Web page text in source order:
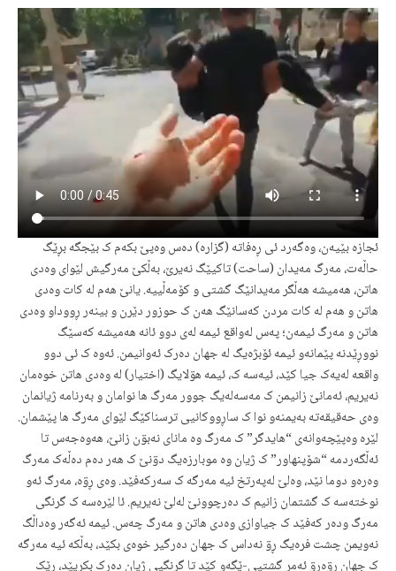
ئجازە بێیەن، وەگەرد ئی ڕەفاتە (گزارە) دەس وەپێ بکەم ک بێجگە بڕێگ
حاڵەت، مەرگ مەیدان (ساحت) تاکیێگ نەیرێ، بەڵکێ مەرگیش لێوای وەدی
هاتن، هەمیشە هەڵگر مەیدانێگ گشتی و کۆمەڵییە. یانێ هەم لە کات وەدی
هاتن و هەم لە کات مردن کەسانێگ هەن ک حوزور دێرن و بینەر ڕووداو وەدی
هاتن و مەرگ ئیمەن؛ پەس لەواقع ئیمە لەی دوو ئانە هەمیشە کەسێگ
نووڕێدنە پێمانەو ئیمە ئۆبژەیگ لە جهان دەرک ئەوانیمن. ئەوە ک ئی دوو
واقعە لەیەک جیا کێد، ئیەسە ک، ئیمە هۊلایگ (اختیار) لە وەدی هاتن خوەمان
نەیریم، ئەمانێ زانیمن ک مەسەلەیگ جوور مەرگ ها نوامان و بەرنامە ژیانمان
وەی حەقیقەتە بەیمنەو نوا ک ساڕووکانیی ترسناکێگ لێوای مەرگ ها پێشمان.
لێرە وەپێچەوانەی “هایدگر” ک مەرگ وە مانای نەبۊن زانێ، هەوەجەس تا
ئەڵگەردمە “شۆپنهاور” ک ژیان وە موبارزەیگ دۊنێ ک هەر دەم دەڵەک مەرگ
وەرەو دوما نێد، وەلێ لەپەرتخ ئیە مەرگە ک سەرکەفێد. وەی ڕۊە، مەرگ ئەو
نوختەسە ک گشتمان زانیم ک دەرچوونێ لەلێ نەیریم. ئا لێرەسە ک گرنگی
مەرگ ودەر کەفێد ک جیاوازی وەدی هاتن و مەرگ چەس. ئیمە ئەگەر وەداڵگ
نەویمن چشت فرەیگ ڕۊ نەداس ک جهان دەرگیر خوەی بکێد، بەڵکە ئیە مەرگە
ک جهان ڕۊەڕۊ ئەمر گشتیی-ێگەو کێد تا گرنگیی ژیان دەرک بکریێد، ڕێک